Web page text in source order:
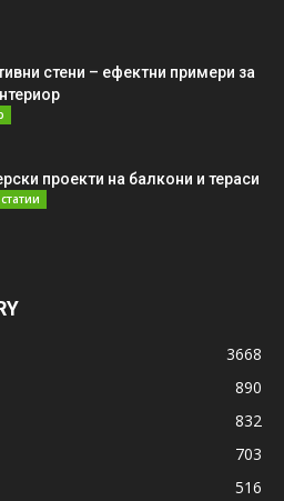
стени – ефектни примери за
проекти на балкони и тераси
3668
890
832
703
516